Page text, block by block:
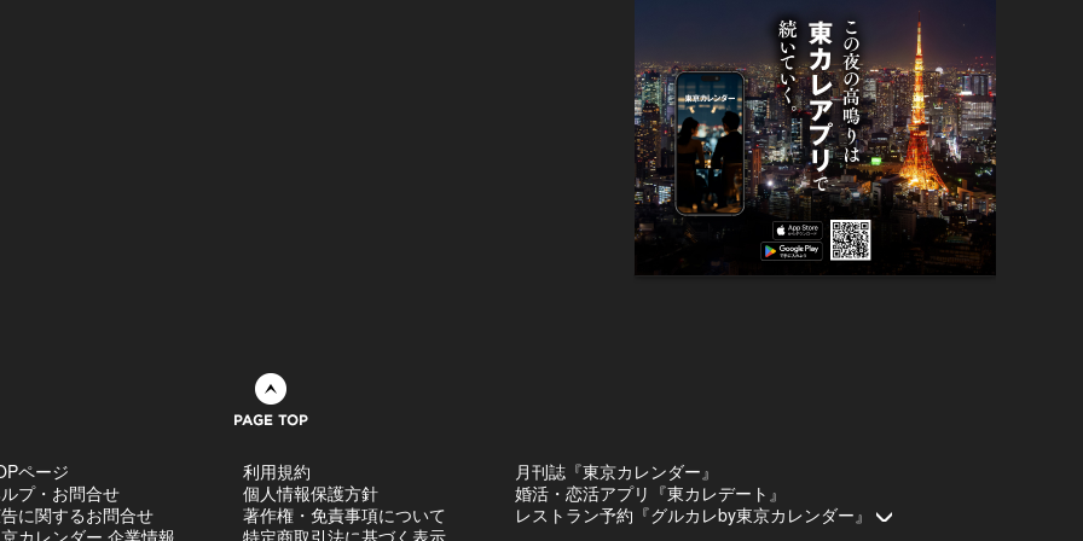
ページ
プ・お問合せ
に関するお問合せ
カレンダー 企業情報
利用規約
個人情報保護方針
著作権・免責事項について
特定商取引法に基づく表示
月刊誌『東京カレンダー』
婚活・恋活アプリ『東カレデート』
レストラン予約『グルカレby東京カレンダー』